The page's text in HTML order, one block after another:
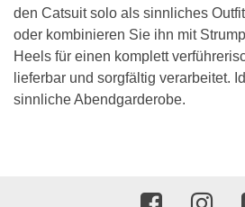
den Catsuit solo als sinnliches
oder kombinieren Sie ihn mit
Heels für einen komplett
lieferbar und sorgfältig verarbeitet.
sinnliche Abendgarderobe.